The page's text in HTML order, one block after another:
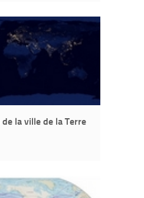
la ville de la Terre